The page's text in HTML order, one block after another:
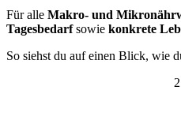
Für alle Makro- und
Tagesbedarfsowie konkrete
So siehst du auf einen Blick, wie
2